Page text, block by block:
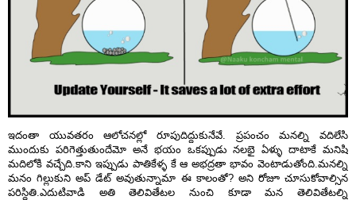
ఇదంతా యువతరం ఆలోచనల్లో రూపుదిద్దుకునేవే. ప్రపంచం మనల్ని వదిలేసి
ముందుకు పరిగెత్తుతుందేమో అనే భయం ఒకప్పుడు నలభై ఏళ్ళు దాటాకే మనిషి
మదిలోకి వచ్చేది.కాని ఇప్పుడు పాతికేళ్ళ కే ఆ అభద్రతా భావం వెంటాడుతోంది.మనల్ని
మనం గిల్లుకుని అప్ డేట్ అవుతున్నామా ఈ కాలంతో? అని రోజూ చూసుకోవాల్సిన
పరిస్ధితి.ఎదుటివాడి అతి తెలివితేటల నుంచి కూడా మన తెలివితేటల్ని